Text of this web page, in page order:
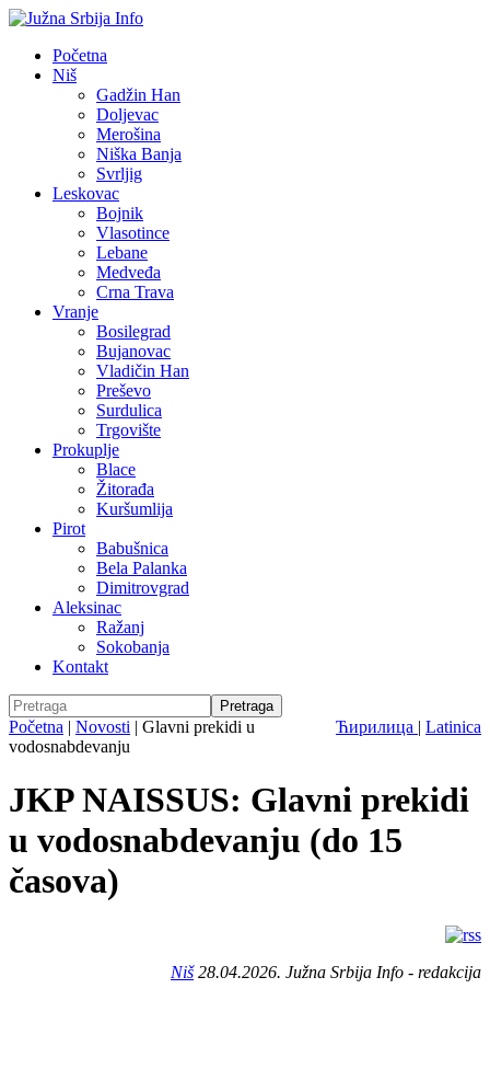
Početna
Niš
Gadžin Han
Doljevac
Merošina
Niška Banja
Svrljig
Leskovac
Bojnik
Vlasotince
Lebane
Medveđa
Crna Trava
Vranje
Bosilegrad
Bujanovac
Vladičin Han
Preševo
Surdulica
Trgovište
Prokuplje
Blace
Žitorađa
Kuršumlija
Pirot
Babušnica
Bela Palanka
Dimitrovgrad
Aleksinac
Ražanj
Sokobanja
Kontakt
Ћирилица | Latinica
Početna | Novosti | Glavni prekidi u
vodosnabdevanju
JKP NAISSUS: Glavni prekidi
u vodosnabdevanju (do 15
časova)
Niš28.04.2026. Južna Srbija Info - redakcija